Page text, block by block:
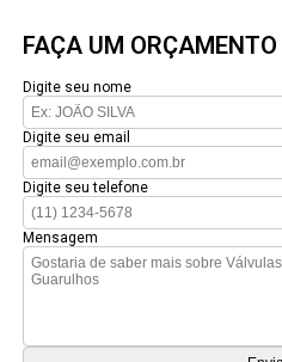
FAÇA UM ORÇAMENTO
Digite seu nome
Digite seu email
Digite seu telefone
Mensagem